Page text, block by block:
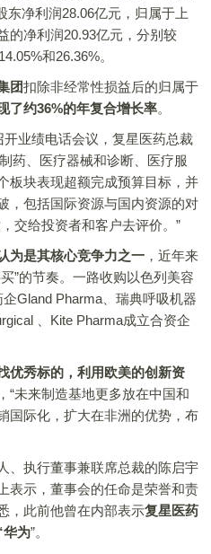
东净利润28.06亿元，归属于上
的净利润20.93亿元，分别较
和26.36%。
团扣除非经常性损益后的归属于
了约36%的年复合增长率。
业绩电话会议，复星医药总裁
药、医疗器械和诊断、医疗服
板块表现超额完成预算目标，并
，包括国际资源与国内资源的对
交给投资者和客户去评价。”
为是其核心竞争力之一 ，近年来
”的节奏。一路收购以色列美容
Gland Pharma、瑞典呼吸机器
、Kite Pharma成立合资企
优秀标的，利用欧美的创新资
，“未来制造基地更多放在中国和
国际化，扩大在非洲的优势，布
执行董事兼联席总裁的陈启宇
表示，董事会的任命是荣誉和责
，此前他曾在内部表示复星医药
华为”。